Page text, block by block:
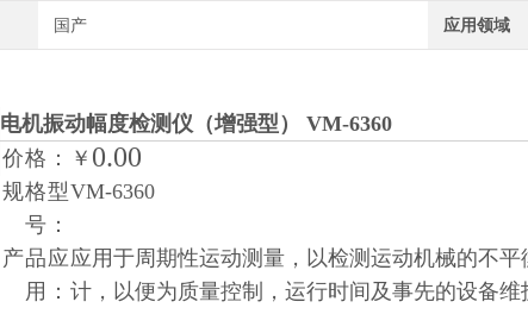
国产 应用领域
电机振动幅度检测仪 （增强型） VM-6360
价格：
￥ 0.00
规格型
号：
VM-6360
产品应
用：
应用于周期性运动测量，以检测运动机械的不
计，以便为质量控制，运行时间及事先的设备维